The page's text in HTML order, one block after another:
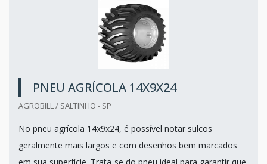
PNEU AGRÍCOLA 14X9X24
AGROBILL / SALTINHO - SP
No pneu agrícola 14x9x24, é possível notar sulcos
geralmente mais largos e com desenhos bem marcados
em sua superfície. Trata-se do pneu ideal para garantir que